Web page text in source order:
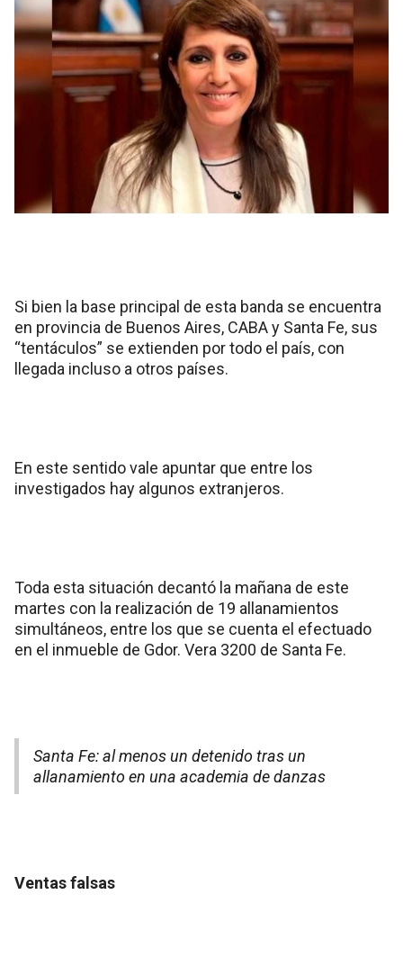
Si bien la base principal de esta banda se encuentra
en provincia de Buenos Aires, CABA y Santa Fe, sus
“tentáculos” se extienden por todo el país, con
llegada incluso a otros países.
En este sentido vale apuntar que entre los
investigados hay algunos extranjeros.
Toda esta situación decantó la mañana de este
martes con la realización de 19 allanamientos
simultáneos, entre los que se cuenta el efectuado
en el inmueble de Gdor. Vera 3200 de Santa Fe.
Santa Fe: al menos un detenido tras un
allanamiento en una academia de danzas
Ventas falsas